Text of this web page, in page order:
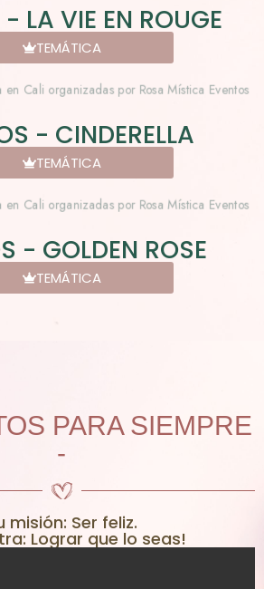
LA VIE EN ROUGE
TEMÁTICA
- CINDERELLA
TEMÁTICA
- GOLDEN ROSE
TEMÁTICA
PARA SIEMPRE
-
misión: Ser feliz.
Lograr que lo seas!